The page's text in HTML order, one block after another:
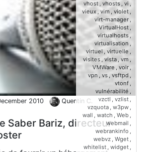
2010 Quentin C.
Saber Bariz, directeur
vhost , vhosts , vi ,
vieux , vim , violet,
virt-manager ,
VirtualHost ,
virtualhosts ,
virtualisation ,
virtuel, virtuelle ,
visites , vista , vm ,
VMWare , voir ,
vpn , vs , vsftpd ,
vtonf ,
vulnérabilité ,
vzctl , vzlist ,
vzquota , w3pw ,
wall , watch , Web ,
webmail ,
webrankinfo ,
webvz , Wget ,
whitelist , widget ,